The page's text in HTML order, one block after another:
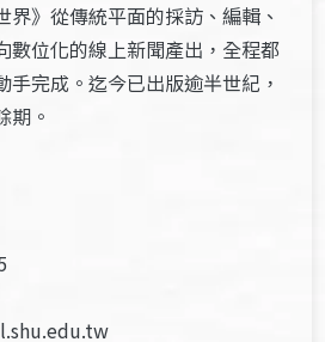
界》從傳統平面的採訪、編輯、
數位化的線上新聞產出，全程都
手完成。迄今已出版逾半世紀，
期。